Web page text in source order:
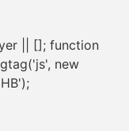
|| []; function
new